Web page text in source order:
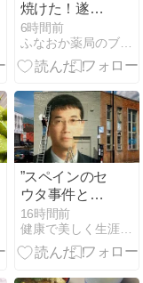
焼けた！遂に
パン業界に殴
り込み？ な、
訳はないです
6時間前
ふなおか薬局のブタ店長ブログ
”スペインのセ
ウタ事件と日
本の移民問題”
16時間前